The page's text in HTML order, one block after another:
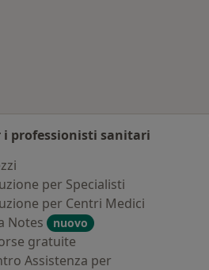
i professionisti sanitari
per Specialisti
per Centri Medici
Notes
nuovo
gratuite
Assistenza per